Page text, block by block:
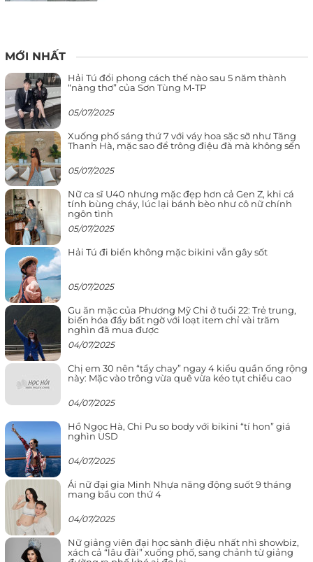
MỚI NHẤT
Hải Tú đổi phong cách thế nào sau 5 năm thành
“nàng thơ” của Sơn Tùng M-TP
05/07/2025
Xuống phố sáng thứ 7 với váy hoa sặc sỡ như Tăng
Thanh Hà, mặc sao để trông điệu đà mà không sến
05/07/2025
Nữ ca sĩ U40 nhưng mặc đẹp hơn cả Gen Z, khi cá
tính bùng cháy, lúc lại bánh bèo như cô nữ chính
ngôn tình
05/07/2025
Hải Tú đi biển không mặc bikini vẫn gây sốt
05/07/2025
Gu ăn mặc của Phương Mỹ Chi ở tuổi 22: Trẻ trung,
biến hóa đầy bất ngờ với loạt item chỉ vài trăm
nghìn đã mua được
04/07/2025
Chị em 30 nên “tẩy chay” ngay 4 kiểu quần ống rộng
này: Mặc vào trông vừa quê vừa kéo tụt chiều cao
04/07/2025
Hồ Ngọc Hà, Chi Pu so body với bikini “tí hon” giá
nghìn USD
04/07/2025
Ái nữ đại gia Minh Nhựa năng động suốt 9 tháng
mang bầu con thứ 4
04/07/2025
Nữ giảng viên đại học sành điệu nhất nhì showbiz,
xách cả “lâu đài” xuống phố, sang chảnh từ giảng